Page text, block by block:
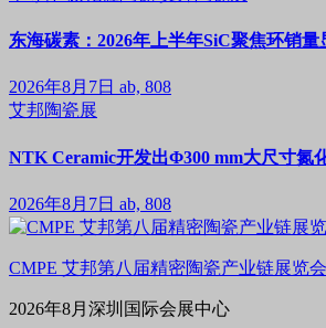
东海碳素：2026年上半年SiC聚焦环销量
2026年8月7日 ab, 808
艾邦陶瓷展
NTK Ceramic开发出Φ300 mm大尺寸氮
2026年8月7日 ab, 808
CMPE 艾邦第八届精密陶瓷产业链展览会
2026年8月深圳国际会展中心